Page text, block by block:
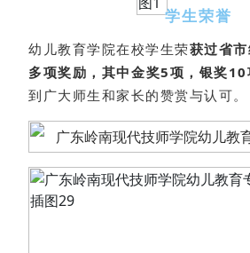
学生荣誉
幼儿教育学院在校学生荣获过省
多项奖励，其中金奖5项，银奖
到广大师生和家长的赞赏与认可。